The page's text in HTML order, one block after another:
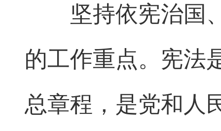
坚持依宪治国
的工作重点。宪法
总章程，是党和人